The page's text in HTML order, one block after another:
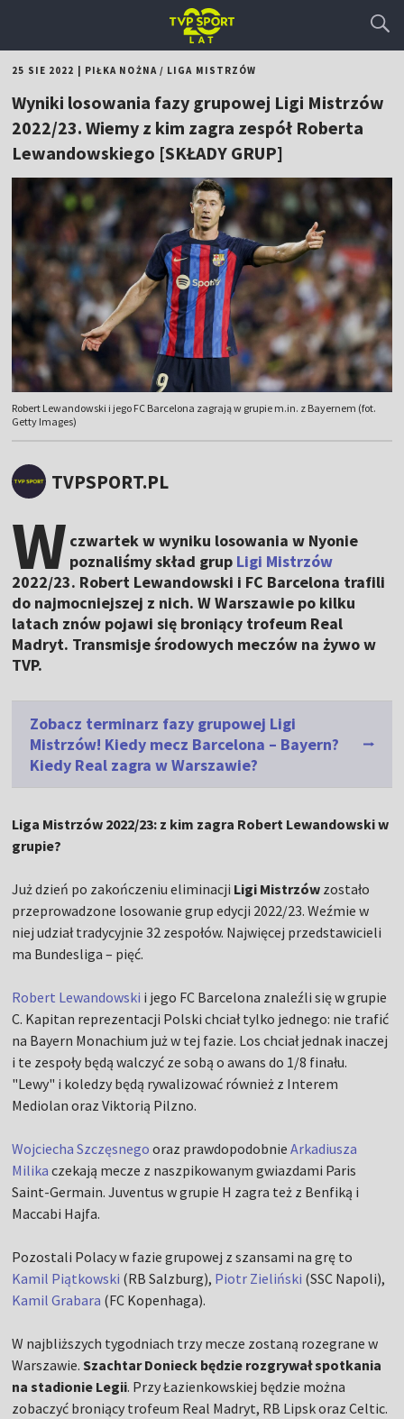
25 SIE 2022 PIŁKA NOŻNA/ LIGA MISTRZÓW
Wyniki losowania fazy grupowej Ligi Mistrzów
2022/23. Wiemy z kim zagra zespół Roberta
Lewandowskiego [SKŁADY GRUP]
Robert Lewandowski i jego FC Barcelona zagrają w grupie m.in. z Bayernem (fot.
Getty Images)
TVPSPORT.PL
W czwartek w wyniku losowania w Nyonie
poznaliśmy skład grup Ligi Mistrzów
2022/23. Robert Lewandowski i FC Barcelona trafili
do najmocniejszej z nich. W Warszawie po kilku
latach znów pojawi się broniący trofeum Real
Madryt. Transmisje środowych meczów na żywo w
TVP.
Zobacz terminarz fazy grupowej Ligi
Mistrzów! Kiedy mecz Barcelona – Bayern?
Kiedy Real zagra w Warszawie?
Liga Mistrzów 2022/23: z kim zagra Robert Lewandowski w
grupie?
Już dzień po zakończeniu eliminacji Ligi Mistrzów zostało
przeprowadzone losowanie grup edycji 2022/23. Weźmie w
niej udział tradycyjnie 32 zespołów. Najwięcej przedstawicieli
ma Bundesliga – pięć.
Robert Lewandowski i jego FC Barcelona znaleźli się w grupie
C. Kapitan reprezentacji Polski chciał tylko jednego: nie trafić
na Bayern Monachium już w tej fazie. Los chciał jednak inaczej
i te zespoły będą walczyć ze sobą o awans do 1/8 finału.
"Lewy" i koledzy będą rywalizować również z Interem
Mediolan oraz Viktorią Pilzno.
Wojciecha Szczęsnego oraz prawdopodobnieArkadiusza
Milika czekają mecze z naszpikowanym gwiazdami Paris
Saint-Germain. Juventus w grupie H zagra też z Benfiką i
Maccabi Hajfa.
Pozostali Polacy w fazie grupowej z szansami na grę to
Kamil Piątkowski (RB Salzburg), Piotr Zieliński (SSC Napoli),
Kamil Grabara (FC Kopenhaga).
W najbliższych tygodniach trzy mecze zostaną rozegrane w
Warszawie.Szachtar Donieck będzie rozgrywał spotkania
na stadionie Legii. Przy Łazienkowskiej będzie można
zobaczyć broniący trofeum Real Madryt, RB Lipsk oraz Celtic.